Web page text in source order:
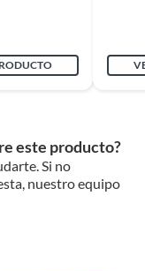
este producto?
Si no
nuestro equipo